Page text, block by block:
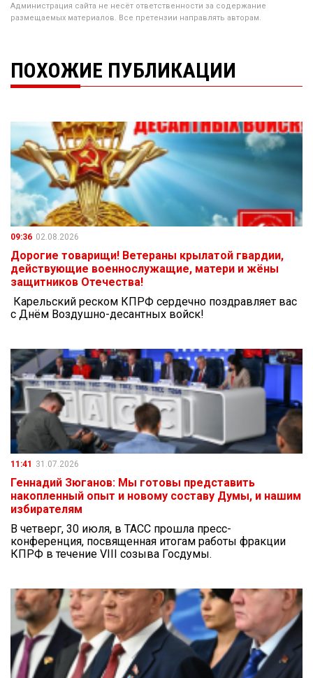
Администрация сайта не несёт ответственности за содержание
размещаемых материалов. Все претензии направлять авторам.
ПОХОЖИЕ ПУБЛИКАЦИИ
09:36 02.08.2026
Дорогие товарищи! Ветераны крылатой гвардии,
действующие военнослужащие, матери и жёны
защитников Отечества!
Карельский реском КПРФ сердечно поздравляет вас
с Днём Воздушно-десантных войск!
11:41 31.07.2026
Геннадий Зюганов: Мы готовы представить
накопленный опыт и новому составу Думы, и нашим
избирателям
В четверг, 30 июля, в ТАСС прошла пресс-
конференция, посвященная итогам работы фракции
КПРФ в течение VIII созыва Госдумы.